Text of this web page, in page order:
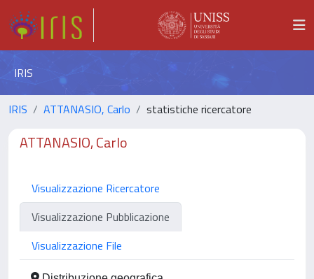
IRIS
IRIS ATTANASIO, Carlo statistiche ricercatore
ATTANASIO, Carlo
Visualizzazione Ricercatore
Visualizzazione Pubblicazione
Visualizzazione File